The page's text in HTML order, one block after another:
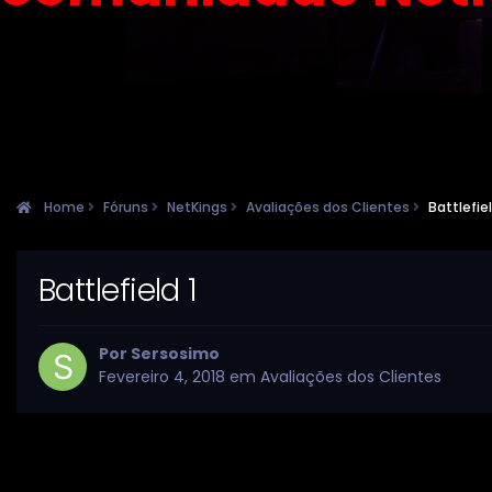
Home Fóruns NetKings Avaliações dos Clientes
Battlefield 1
Por Sersosimo
Fevereiro 4, 2018 em Avaliações dos Clientes